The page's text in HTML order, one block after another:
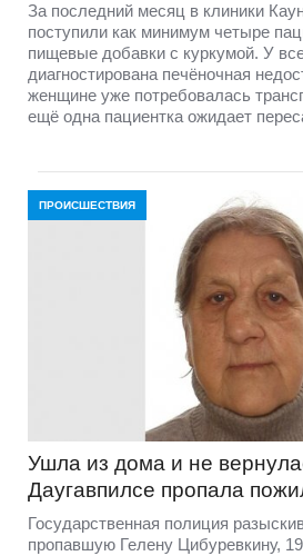
За последний месяц в клиники
поступили как минимум четыре
пищевые добавки с куркумой. У
диагностирована печёночная
женщине уже потребовалась
ещё одна пациентка ожидает
ПРОИСШЕСТВИЯ
Ушла из дома и не
Даугавпилсе пропала
Государственная полиция
пропавшую Гелену Цибуревкину,